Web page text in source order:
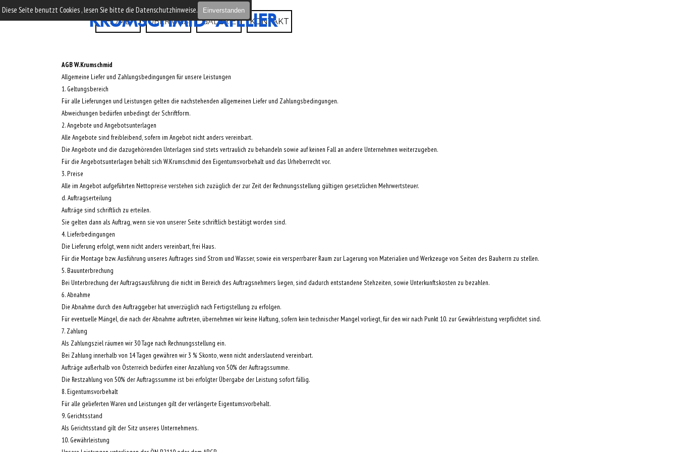
Diese Seite benutzt Cookies , lesen Sie bitte die Datenschutzhinweise. Einverstanden
KRUMSCHMID  ATELIER
Menü überspringen
HOME ÜBER UNS GALERIE ▼
KONTAKT
AGB W.Krumschmid
Allgemeine Liefer und Zahlungsbedingungen für unsere Leistungen
1. Geltungsbereich
Für alle Lieferungen und Leistungen gelten die nachstehenden allgemeinen Liefer und Zahlungsbedingungen.
Abweichungen bedürfen unbedingt der Schriftform.
2. Angebote und Angebotsunterlagen
Alle Angebote sind freibleibend, sofern im Angebot nicht anders vereinbart.
Die Angebote und die dazugehörenden Unterlagen sind stets vertraulich zu behandeln sowie auf keinen Fall an andere Unternehmen weiterzugeben.
Für die Angebotsunterlagen behält sich W.Krumschmid den Eigentumsvorbehalt und das Urheberrecht vor.
3. Preise
Alle im Angebot aufgeführten Nettopreise verstehen sich zuzüglich der zur Zeit der Rechnungsstellung gültigen gesetzlichen Mehrwertsteuer.
d. Auftragserteilung
Aufträge sind schriftlich zu erteilen.
Sie gelten dann als Auftrag, wenn sie von unserer Seite schriftlich bestätigt worden sind.
4. Lieferbedingungen
Die Lieferung erfolgt, wenn nicht anders vereinbart, frei Haus.
Für die Montage bzw. Ausführung unseres Auftrages sind Strom und Wasser, sowie ein versperrbarer Raum zur Lagerung von Materialien und Werkzeuge von Seiten des Bauherrn zu stellen.
5. Bauunterbrechung
Bei Unterbrechung der Auftragsausführung die nicht im Bereich des Auftragsnehmers liegen, sind dadurch entstandene Stehzeiten, sowie Unterkunftskosten zu bezahlen.
6. Abnahme
Die Abnahme durch den Auftraggeber hat unverzüglich nach Fertigstellung zu erfolgen.
Für eventuelle Mängel, die nach der Abnahme auftreten, übernehmen wir keine Haftung, sofern kein technischer Mangel vorliegt, für den wir nach Punkt 10. zur Gewährleistung verpflichtet sind.
7. Zahlung
Als Zahlungsziel räumen wir 30 Tage nach Rechnungsstellung ein.
Bei Zahlung innerhalb von 14 Tagen gewähren wir 3 % Skonto, wenn nicht anderslautend vereinbart.
Aufträge außerhalb von Österreich bedürfen einer Anzahlung von 50% der Auftragssumme.
Die Restzahlung von 50% der Auftragssumme ist bei erfolgter Übergabe der Leistung sofort fällig.
8. Eigentumsvorbehalt
Für alle gelieferten Waren und Leistungen gilt der verlängerte Eigentumsvorbehalt.
9. Gerichtsstand
Als Gerichtsstand gilt der Sitz unseres Unternehmens.
10. Gewährleistung